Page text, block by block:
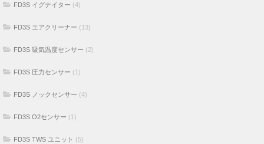
FD3S イグナイター (4)
FD3S エアクリーナー (13)
FD3S 吸気温度センサー (2)
FD3S 圧力センサー (1)
FD3S ノックセンサー (4)
FD3S O2センサー (1)
FD3S TWS ユニット (5)